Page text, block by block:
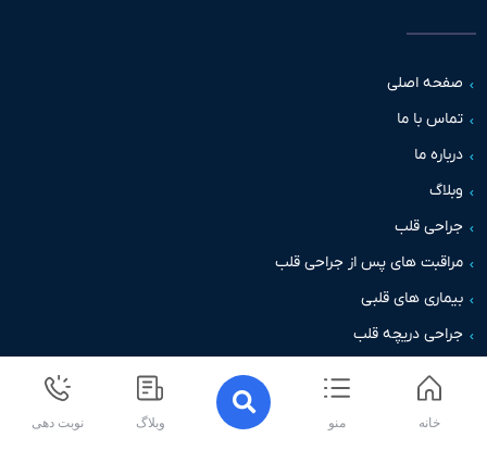
اصلی
با ما
ما
قلب
های پس از جراحی قلب
های قلبی
دریچه قلب
نوبت دهی